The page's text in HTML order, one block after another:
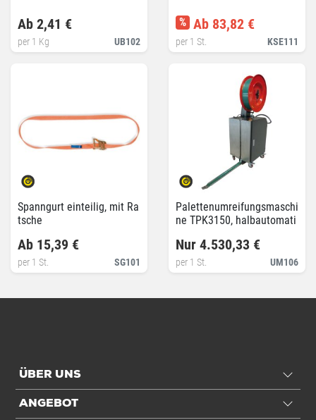
UB102
Ab 2,41 €
per 1 Kg KSE111
% Ab 83,82 €
per 1 St.
Spanngurt einteilig, mit Ra
tsche
SG101
Ab 15,39 €
per 1 St.
Palettenumreifungsmaschi
ne TPK3150, halbautomati
UM106
Nur 4.530,33 €
per 1 St.
ÜBER UNS
ANGEBOT